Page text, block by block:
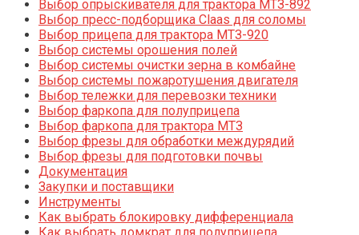
Выбор опрыскивателя для трактора МТЗ-892
Выбор пресс-подборщика Claas для соломы
Выбор прицепа для трактора МТЗ-920
Выбор системы орошения полей
Выбор системы очистки зерна в комбайне
Выбор системы пожаротушения двигателя
Выбор тележки для перевозки техники
Выбор фаркопа для полуприцепа
Выбор фаркопа для трактора МТЗ
Выбор фрезы для обработки междурядий
Выбор фрезы для подготовки почвы
Документация
Закупки и поставщики
Инструменты
Как выбрать блокировку дифференциала